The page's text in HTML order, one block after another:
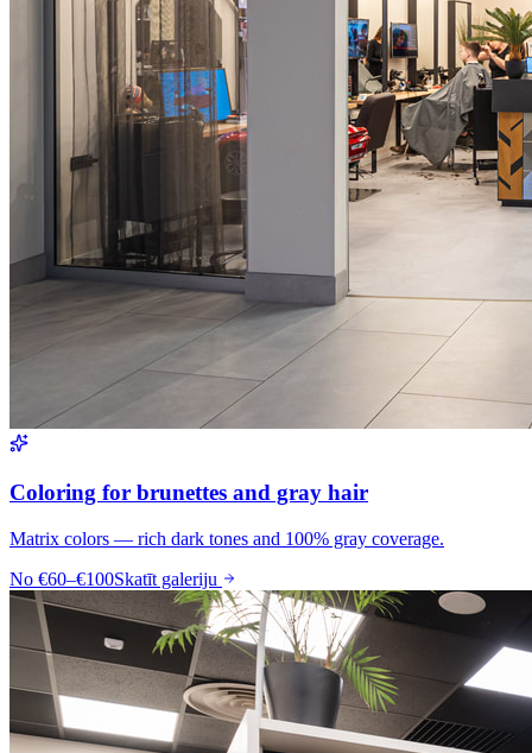
Coloring for brunettes and gray hair
Matrix colors — rich dark tones and 100% gray coverage.
No €60–€100Skatīt galeriju